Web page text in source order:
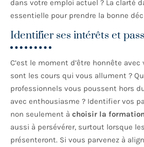
dans votre emploi actuel ? La clarté
essentielle pour prendre la bonne
Identifier ses intérêts et
C’est le moment d’être honnête avec
sont les cours qui vous allument ?
professionnels vous poussent hors
avec enthousiasme ? Identifier vos
non seulement à choisir la
aussi à persévérer, surtout lorsque
présenteront. Si vous parvenez à